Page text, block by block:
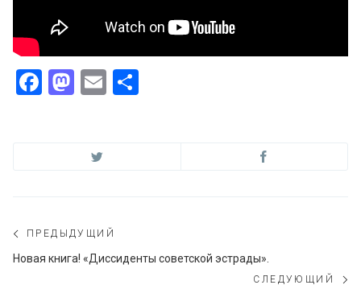
Facebook
Mastodon
Email
Навигация
по
ПРЕДЫДУЩИЙ
Предыдущий
Новая книга! «Диссиденты советской эстрады».
СЛЕДУЮЩИЙ